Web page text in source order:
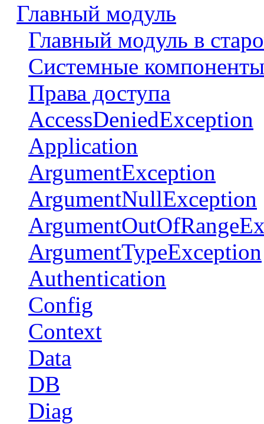
Главный модуль
Главный модуль в
Системные компоненты
Права доступа
AccessDeniedException
Application
ArgumentException
ArgumentNullException
ArgumentTypeException
Authentication
Config
Context
Data
DB
Diag